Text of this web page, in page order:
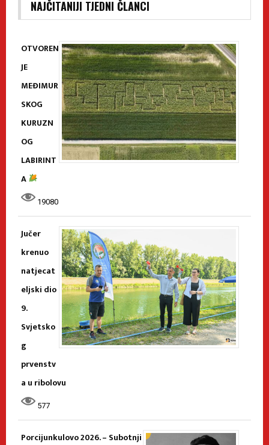
NAJČITANIJI TJEDNI ČLANCI
OTVOREN
JE
MEĐIMUR
SKOG
KURUZN
OG
LABIRINT
A
19080
Jučer
krenuo
natjecat
eljski dio
9.
Svjetsko
g
prvenstv
a u ribolovu
577
Porcijunkulovo 2026. – Subotnji